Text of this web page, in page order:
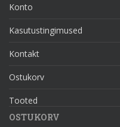
Konto
Kasutustingimused
Kontakt
Ostukorv
Tooted
OSTUKORV